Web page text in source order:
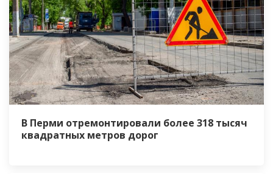
В Перми отремонтировали более 318 тысяч
квадратных метров дорог